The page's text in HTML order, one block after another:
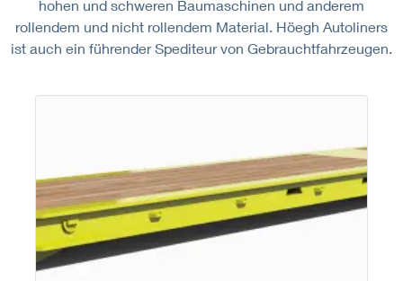
hohen und schweren Baumaschinen und anderem
rollendem und nicht rollendem Material. Höegh Autoliners
ist auch ein führender Spediteur von Gebrauchtfahrzeugen.